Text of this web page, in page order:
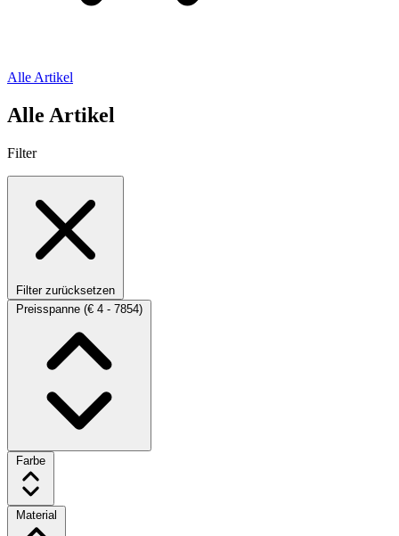
Alle Artikel
Alle Artikel
Filter
Filter zurücksetzen
Preisspanne (€ 4 - 7854)
Farbe
Material